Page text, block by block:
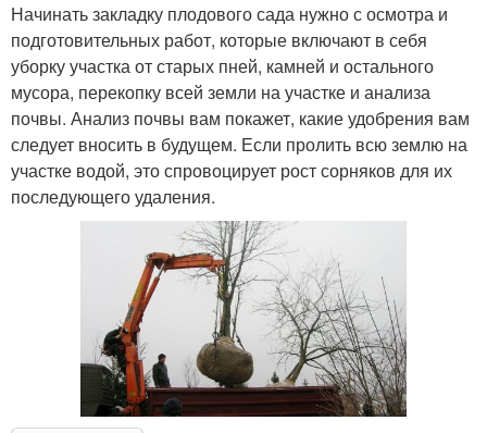
Начинать закладку плодового сада нужно с осмотра и
подготовительных работ, которые включают в себя
уборку участка от старых пней, камней и остального
мусора, перекопку всей земли на участке и анализа
почвы. Анализ почвы вам покажет, какие удобрения вам
следует вносить в будущем. Если пролить всю землю на
участке водой, это спровоцирует рост сорняков для их
последующего удаления.